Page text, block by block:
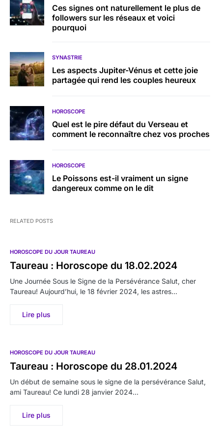
Ces signes ont naturellement le plus de
followers sur les réseaux et voici
pourquoi
SYNASTRIE
Les aspects Jupiter-Vénus et cette joie
partagée qui rend les couples heureux
HOROSCOPE
Quel est le pire défaut du Verseau et
comment le reconnaître chez vos proches
HOROSCOPE
Le Poissons est-il vraiment un signe
dangereux comme on le dit
RELATED POSTS
HOROSCOPE DU JOUR TAUREAU
Taureau : Horoscope du 18.02.2024
Une Journée Sous le Signe de la Persévérance Salut, cher
Taureau! Aujourd’hui, le 18 février 2024, les astres…
Lire plus
HOROSCOPE DU JOUR TAUREAU
Taureau : Horoscope du 28.01.2024
Un début de semaine sous le signe de la persévérance Salut,
ami Taureau! Ce lundi 28 janvier 2024…
Lire plus